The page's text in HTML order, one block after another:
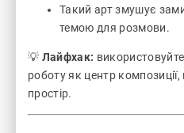
Такий арт змушує
темою для розмови.
💡 Лайфхак:
роботу як центр
простір.